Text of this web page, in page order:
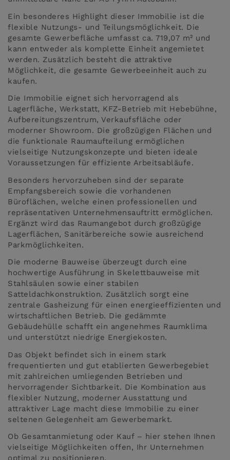
Ein besonderes Highlight dieser Immobilie ist die
flexible Nutzungs- und Teilungsmöglichkeit. Die
gesamte Gewerbefläche umfasst ca. 719,07 m² und
kann entweder als komplette Einheit angemietet
werden. Zusätzlich besteht die attraktive
Möglichkeit, die gesamte Gewerbeeinheit auch zu
kaufen.
Die Immobilie eignet sich hervorragend als
Lagerfläche, Werkstatt, KFZ-Betrieb mit Hebebühne,
Aufbereitungszentrum, Verkaufsfläche oder
moderner Showroom. Die großzügigen Flächen und
die funktionale Raumaufteilung ermöglichen
vielseitige Nutzungskonzepte und bieten ideale
Voraussetzungen für effiziente Arbeitsabläufe.
Besonders hervorzuheben sind der separate
Empfangsbereich sowie die vorhandenen
Büroflächen, welche einen professionellen und
repräsentativen Unternehmensauftritt ermöglichen.
Ergänzt wird das Raumangebot durch großzügige
Lagerflächen, Sanitärbereiche sowie ausreichend
Parkmöglichkeiten.
Die moderne Bauweise überzeugt durch eine
hochwertige Ausführung in Skelettbauweise mit
Stahlsäulen sowie einer stabilen
Satteldachkonstruktion. Zusätzlich sorgt eine
zentrale Gasheizung für einen energieeffizienten und
wirtschaftlichen Betrieb. Die gedämmte
Gebäudehülle schafft ein angenehmes Raumklima
und unterstützt niedrige Energiekosten.
Das Objekt befindet sich in einem stark
frequentierten und gut etablierten Gewerbegebiet
mit zahlreichen umliegenden Betrieben und
hervorragender Sichtbarkeit. Die Kombination aus
flexibler Nutzung, moderner Ausstattung und
attraktiver Lage macht diese Immobilie zu einer
seltenen Gelegenheit am Gewerbemarkt.
Ob Gesamtanmietung oder Kauf – hier stehen Ihnen
vielseitige Möglichkeiten offen, Ihr Unternehmen
optimal zu positionieren.